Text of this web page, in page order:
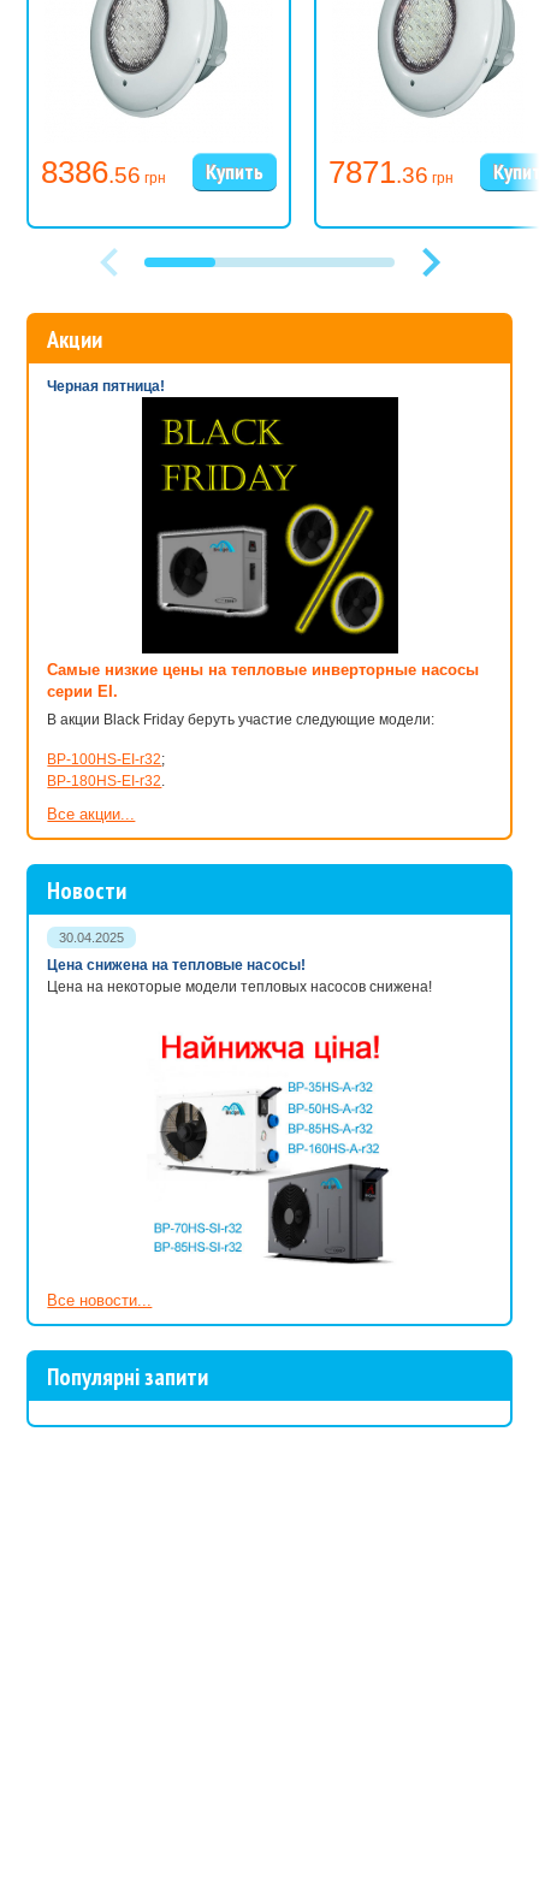
8386.56 грн 7871.36 грн
Акции
Черная пятница!
Самые низкие цены на тепловые инверторные насосы
серии EI.
В акции Black Friday беруть участие следующие модели:
BP-100HS-EI-r32;
BP-180HS-EI-r32.
Все акции...
Новости
30.04.2025
Цена снижена на тепловые насосы!
Цена на некоторые модели тепловых насосов снижена!
Все новости...
Популярні запити